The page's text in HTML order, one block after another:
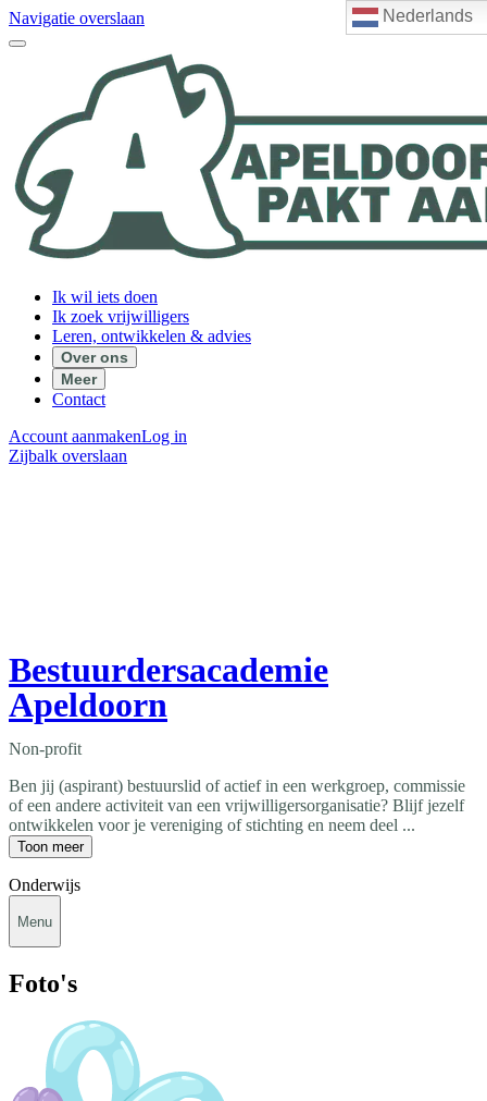
Nederlands
Navigatie overslaan
Ik wil iets doen
Ik zoek vrijwilligers
Leren, ontwikkelen & advies
Over ons
Meer
Contact
Account aanmakenLog in
Zijbalk overslaan
Bestuurdersacademie
Apeldoorn
Non-profit
Ben jij (aspirant) bestuurslid of actief in een werkgroep, commissie
of een andere activiteit van een vrijwilligersorganisatie? Blijf jezelf
ontwikkelen voor je vereniging of stichting en neem deel ...
Toon meer
Onderwijs
Menu
Foto's